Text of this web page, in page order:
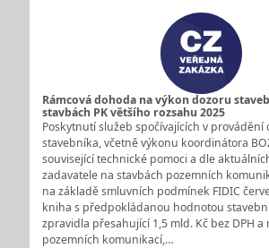
Rámcová dohoda na výkon dozoru
stavbách PK většího rozsahu 2025
Poskytnutí služeb spočívajících v provádění
stavebníka, včetně výkonu koordinátora
související technické pomoci a dle
zadavatele na stavbách pozemních
na základě smluvních podmínek FIDIC
kniha s předpokládanou hodnotou
zpravidla přesahující 1,5 mld. Kč bez DPH a
pozemních komunikací,…